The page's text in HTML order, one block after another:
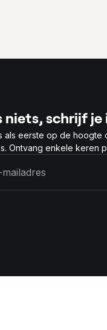
niets, schrijf
als eerste op de hoogte
Ontvang enkele keren